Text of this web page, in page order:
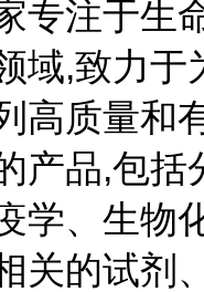
专注于生
域,致力于
高质量和
产品,包括
学、生物
关的试剂